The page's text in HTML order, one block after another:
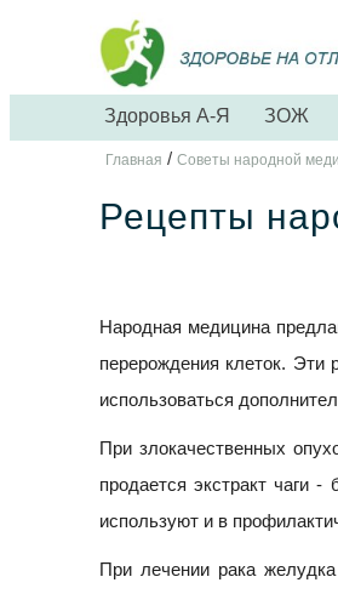
Здоровья А-Я ЗОЖ
Главная / Советы народной
Рецепты
Народная медицина
перерождения клеток. Эти
использоваться
При злокачественных
продается экстракт чаги
используют и в
При лечении рака